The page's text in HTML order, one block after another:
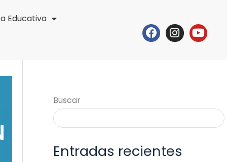
Educativa
Facebook
Buscar
Entradas recientes